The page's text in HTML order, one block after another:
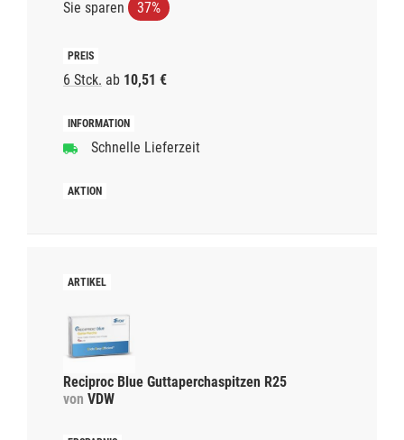
Sie sparen 37%
6 Stck. ab 10,51 €
Schnelle Lieferzeit
Reciproc Blue Guttaperchaspitzen R25
von VDW